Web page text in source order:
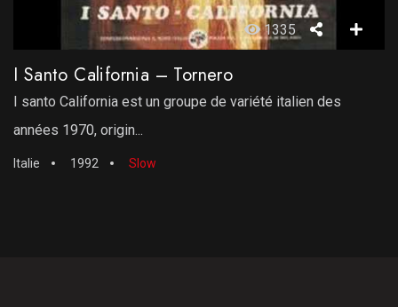
1335
I Santo California – Tornero
I santo California est un groupe de variété italien des
années 1970, origin...
Italie 1992 Slow